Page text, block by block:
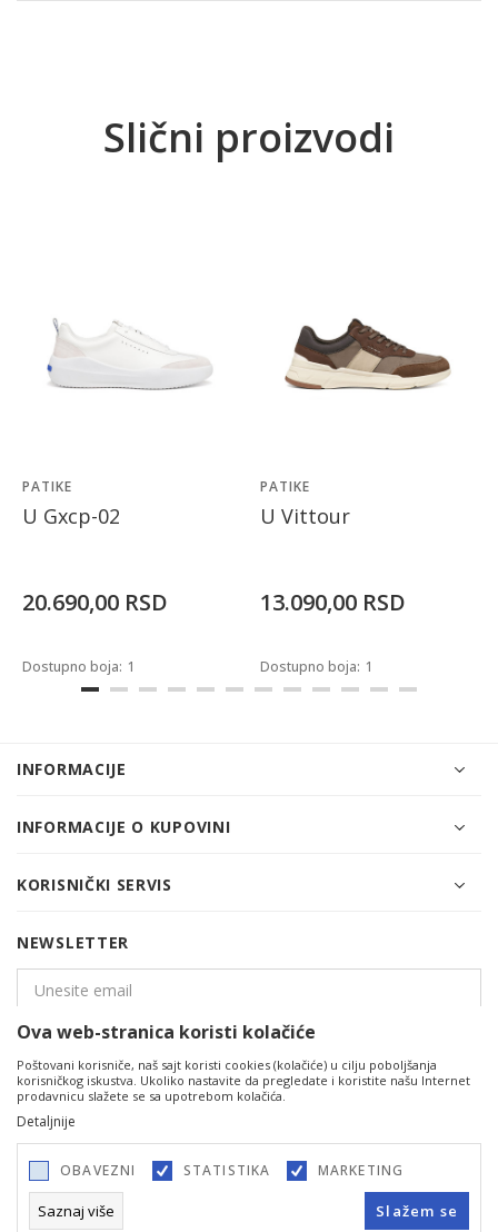
Slični proizvodi
PATIKE
U Gxcp-02
20.690,00 RSD
Dostupno boja: 1
PATIKE
U Vittour
13.090,00 RSD
Dostupno boja: 1
INFORMACIJE
INFORMACIJE O KUPOVINI
KORISNIČKI SERVIS
NEWSLETTER
PRIJAVITE SE
Ova web-stranica koristi kolačiće
Poštovani korisniče, naš sajt koristi cookies (kolačiće) u cilju poboljšanja
korisničkog iskustva. Ukoliko nastavite da pregledate i koristite našu Internet
prodavnicu slažete se sa upotrebom kolačića.
Detaljnije
OBAVEZNI STATISTIKA MARKETING
Saznaj više Slažem se